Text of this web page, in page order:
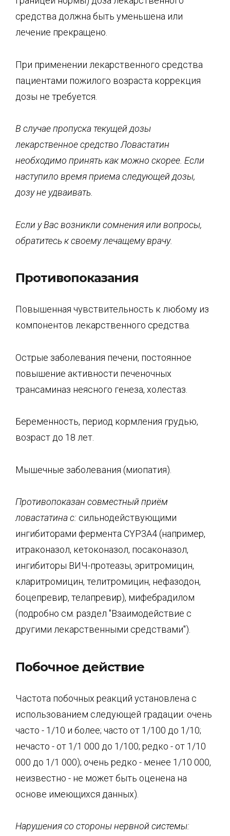
средства должна быть уменьшена или
лечение прекращено.
При применении лекарственного средства
пациентами пожилого возраста коррекция
дозы не требуется.
В случае пропуска текущей дозы
лекарственное средство Ловастатин
необходимо принять как можно скорее. Если
наступило время приема следующей дозы,
дозу не удваивать.
Если у Вас возникли сомнения или вопросы,
обратитесь к своему лечащему врачу.
Противопоказания
Повышенная чувствительность к любому из
компонентов лекарственного средства.
Острые заболевания печени, постоянное
повышение активности печеночных
трансаминаз неясного генеза, холестаз.
Беременность, период кормления грудью,
возраст до 18 лет.
Мышечные заболевания (миопатия).
Противопоказан совместный приём
ловастатина с: сильнодействующими
ингибиторами фермента CYP3A4 (например,
итраконазол, кетоконазол, посаконазол,
ингибиторы ВИЧ-протеазы, эритромицин,
кларитромицин, телитромицин, нефазодон,
боцепревир, телапревир), мифебрадилом
(подробно см. раздел "Взаимодействие с
другими лекарственными средствами").
Побочное действие
Частота побочных реакций установлена с
использованием следующей градации: очень
часто - 1/10 и более; часто от 1/100 до 1/10;
нечасто - от 1/1 000 до 1/100; редко - от 1/10
000 до 1/1 000); очень редко - менее 1/10 000,
неизвестно - не может быть оценена на
основе имеющихся данных).
Нарушения со стороны нервной системы: